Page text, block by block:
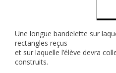
Une longue bandelette sur
rectangles reçus
et sur laquelle l’élève devra
construits.